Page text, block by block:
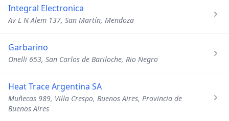
Integral Electronica
Av L N Alem 137, San Martín, Mendoza
Garbarino
Onelli 653, San Carlos de Bariloche, Rio Negro
Heat Trace Argentina SA
Muñecas 989, Villa Crespo, Buenos Aires, Provincia de
Buenos Aires